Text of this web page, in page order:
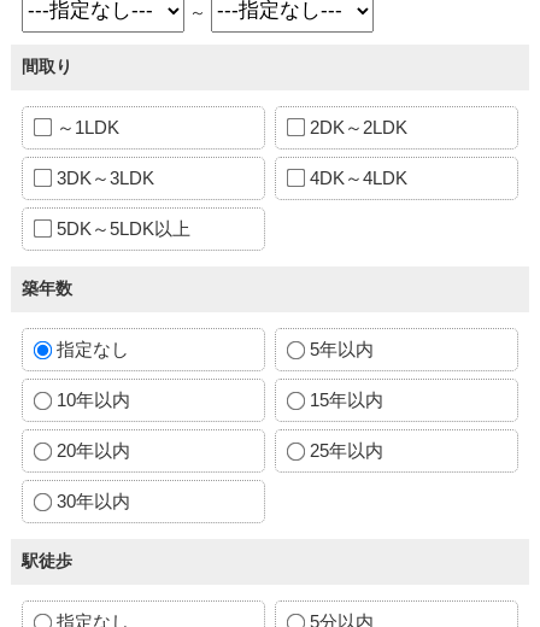
～
間取り
～1LDK 2DK～2LDK
3DK～3LDK 4DK～4LDK
5DK～5LDK以上
築年数
指定なし 5年以内
10年以内 15年以内
20年以内 25年以内
30年以内
駅徒歩
指定なし 5分以内